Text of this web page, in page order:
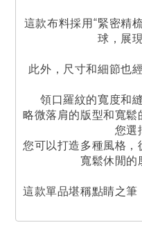
這款布料採用“緊密精
球，展
此外，尺寸和細節也
領口羅紋的寬度和
略微落肩的版型和寬
您選
您可以打造多種風格
寬鬆休閒的
這款單品堪稱點睛之